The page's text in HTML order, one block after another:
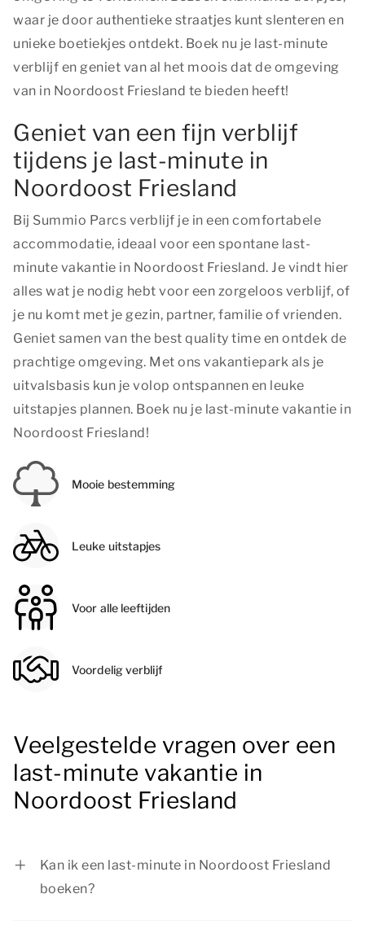
waar je door authentieke straatjes kunt slenteren en
unieke boetiekjes ontdekt. Boek nu je last-minute
verblijf en geniet van al het moois dat de omgeving
van in Noordoost Friesland te bieden heeft!
Geniet van een fijn verblijf
tijdens je last-minute in
Noordoost Friesland
Bij Summio Parcs verblijf je in een comfortabele
accommodatie, ideaal voor een spontane last-
minute vakantie in Noordoost Friesland. Je vindt hier
alles wat je nodig hebt voor een zorgeloos verblijf, of
je nu komt met je gezin, partner, familie of vrienden.
Geniet samen van the best quality time en ontdek de
prachtige omgeving. Met ons vakantiepark als je
uitvalsbasis kun je volop ontspannen en leuke
uitstapjes plannen. Boek nu je last-minute vakantie in
Noordoost Friesland!
Mooie bestemming
Leuke uitstapjes
Voor alle leeftijden
Voordelig verblijf
Veelgestelde vragen over een
last-minute vakantie in
Noordoost Friesland
Kan ik een last-minute in Noordoost Friesland
boeken?